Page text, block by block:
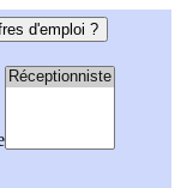
d'emploi ?